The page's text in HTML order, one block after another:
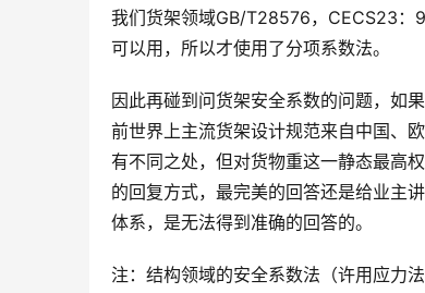
我们货架领域GB/T28576，CECS23：
可以用，所以才使用了分项系数法。
因此再碰到问货架安全系数的问题，如
前世界上主流货架设计规范来自中国、
有不同之处，但对货物重这一静态最高
的回复方式，最完美的回答还是给业主
体系，是无法得到准确的回答的。
注：结构领域的安全系数法（许用应力